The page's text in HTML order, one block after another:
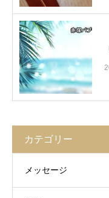
カテゴリー
メッセージ